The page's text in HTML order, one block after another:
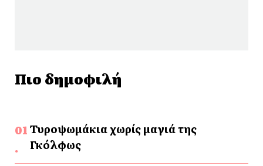
Πιο δημοφιλή
Τυροψωμάκια χωρίς μαγιά της
Γκόλφως